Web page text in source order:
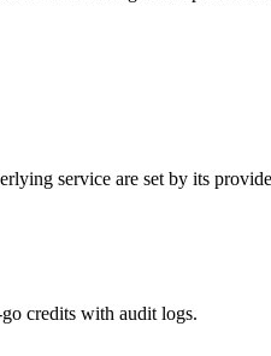
service are set by its
credits with audit logs.